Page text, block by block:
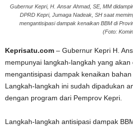
Gubernur Kepri, H. Ansar Ahmad, SE, MM
DPRD Kepri, Jumaga Nadeak, SH saat
mengantisipasi dampak kenaikan BBM di
(Foto:
Keprisatu.com – Gubernur Kepri H.
mempunyai langkah-langkah yang akan
mengantisipasi dampak kenaikan bahan
Langkah-langkah ini sudah dipadukan
dengan program dari Pemprov Kepri.
Langkah-langkah antisipasi dampak